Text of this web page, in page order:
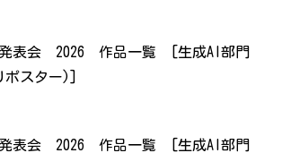
発表会 2026 作品一覧 [生成AI部門
ポスター)]
発表会 2026 作品一覧 [生成AI部門